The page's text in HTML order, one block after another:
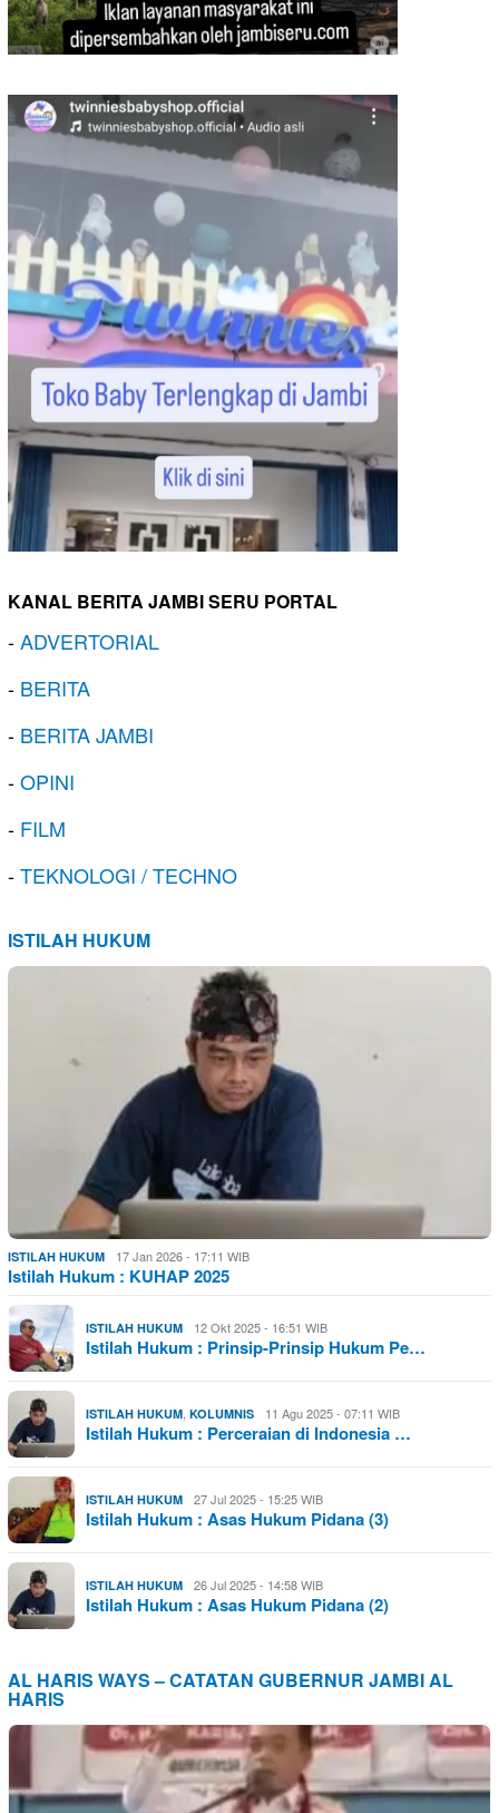
KANAL BERITA JAMBI SERU PORTAL
-ADVERTORIAL
- BERITA
- BERITA JAMBI
-OPINI
- FILM
-TEKNOLOGI / TECHNO
ISTILAH HUKUM
ISTILAH HUKUM 17 Jan 2026 - 17:11 WIB
Istilah Hukum : KUHAP 2025
ISTILAH HUKUM 12 Okt 2025 - 16:51 WIB
Istilah Hukum : Prinsip-Prinsip Hukum Pe…
ISTILAH HUKUM, KOLUMNIS 11 Agu 2025 - 07:11 WIB
Istilah Hukum : Perceraian di Indonesia …
ISTILAH HUKUM 27 Jul 2025 - 15:25 WIB
Istilah Hukum : Asas Hukum Pidana (3)
ISTILAH HUKUM 26 Jul 2025 - 14:58 WIB
Istilah Hukum : Asas Hukum Pidana (2)
AL HARIS WAYS – CATATAN GUBERNUR JAMBI AL
HARIS